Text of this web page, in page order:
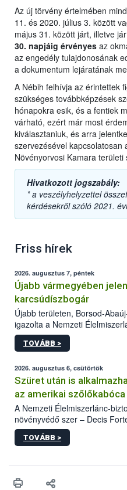
Az új törvény értelmében
11. és 2020. július 3. között
május 31. között járt, illetve
30. napjáig érvényes az
az engedély tulajdonosának
a dokumentum lejáratának
A Nébih felhívja az érintettek
szükséges továbbképzések
hónapokra esik, és a fentiek
várható, ezért már most
kiválasztaniuk, és arra
szervezésével
Növényorvosi Kamara
Hivatkozott jogszabály:
* a veszélyhelyzettel
kérdésekről szóló 2021.
Friss hírek
2026. augusztus 7, péntek
Újabb vármegyében
karcsúdíszbogár
Újabb területen, Borsod-
igazolta a Nemzeti
kőrisrontó karcsúdíszbogár
kártevőt nem csak
az intenzív felderítést,
hatósággal is összehangolják
TOVÁBB >
2026. augusztus 6, csütörtök
Szüret után is
az amerikai szőlőkabóca
A Nemzeti Élelmiszerlánc-
növényvédő szer – Decis
engedélyokiratát módosította,
egészen a vesszőérettség
érésű szőlőkben is legyen
felhasználók számára is
TOVÁBB >